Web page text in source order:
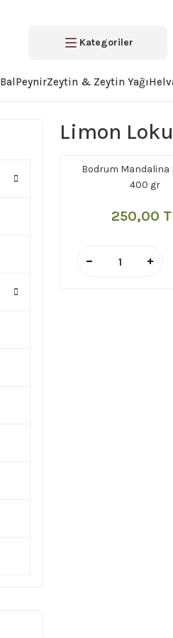
Kategoriler
BalPeynirZeytin & Zeytin Yağı
Limon
Bodrum Mandalina
400 gr
250,00